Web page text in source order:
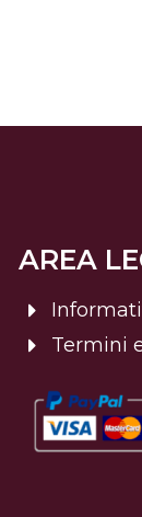
AREA
Termini